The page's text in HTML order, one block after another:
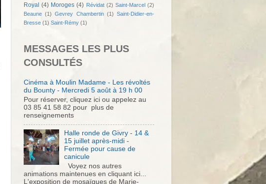
Royal (4) Moroges (4) Révidat (2) Saint-Marcel (2)
Beaune (1) Gevrey Chambertin (1) Saint-Didier-en-
Bresse (1) Saint-Rémy (1)
MESSAGES LES PLUS
CONSULTÉS
Cinéma à Moulin Madame - Les révoltés
du Bounty - Mercredi 5 août à 19 h 00
Pour réserver, cliquez ici ou appelez au
03 85 41 58 82 pour plus de
renseignements
Halle ronde de Givry - 14 &
15 juillet après-midi -
Fermée pour cause de
canicule
Voyez nos autres
animations maintenues en cliquant ici...
L'exposition de mosaïques de Marie-